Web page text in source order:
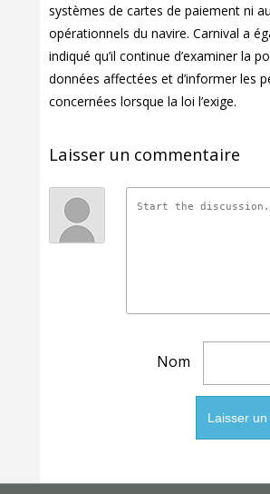
systèmes de cartes de paiement ni
opérationnels du navire. Carnival a
indiqué qu’il continue d’examiner la
données affectées et d’informer les
concernées lorsque la loi l’exige.
Laisser un commentaire
Nom